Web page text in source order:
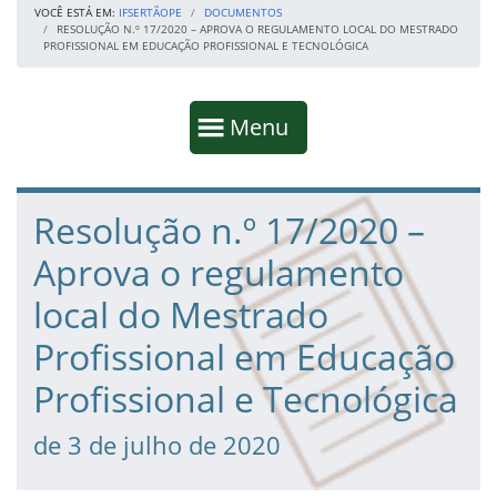
VOCÊ ESTÁ EM: IFSERTÃOPE
DOCUMENTOS
RESOLUÇÃO N.º 17/2020 – APROVA O REGULAMENTO LOCAL DO MESTRADO
PROFISSIONAL EM EDUCAÇÃO PROFISSIONAL E TECNOLÓGICA
Mostrar
Menu
Fim da navegação
Início do conteúdo
Resolução n.º 17/2020 –
Aprova o regulamento
local do Mestrado
Profissional em Educação
Profissional e Tecnológica
de 3 de julho de 2020